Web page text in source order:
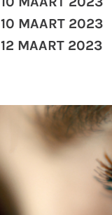
10 MAART 2023
12 MAART 2023